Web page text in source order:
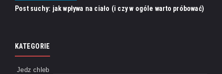
Post suchy: jak wpływa na ciało (i czy w ogóle warto próbować)
KATEGORIE
Jedz chleb